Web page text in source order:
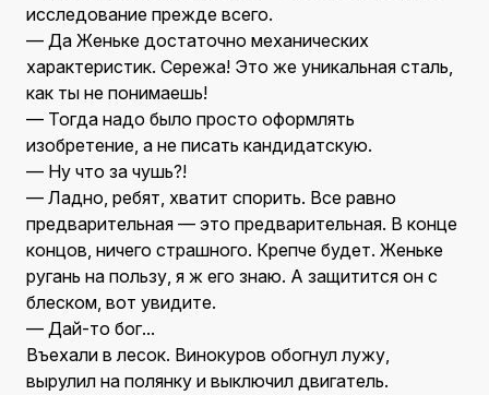
исследование прежде всего.
— Да Женьке достаточно механических
характеристик. Сережа! Это же уникальная сталь,
как ты не понимаешь!
— Тогда надо было просто оформлять
изобретение, а не писать кандидатскую.
— Ну что за чушь?!
— Ладно, ребят, хватит спорить. Все равно
предварительная — это предварительная. В конце
концов, ничего страшного. Крепче будет. Женьке
ругань на пользу, я ж его знаю. А защитится он с
блеском, вот увидите.
— Дай-то бог...
Въехали в лесок. Винокуров обогнул лужу,
вырулил на полянку и выключил двигатель.